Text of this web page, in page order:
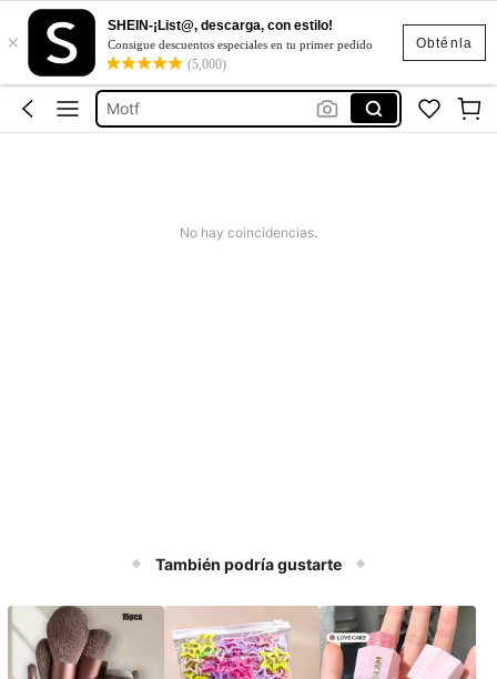
Obténla
×
SHEIN-¡List@, descarga, con estilo!
Consigue descuentos especiales en tu primer pedido
(5,000)
Motf Premium Vestidos
Vestidos
Motf
No hay coincidencias.
También podría gustarte